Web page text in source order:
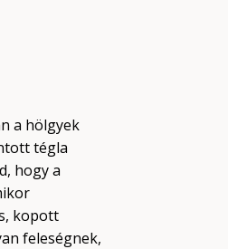
a hölgyek
tégla
hogy a
kopott
feleségnek,